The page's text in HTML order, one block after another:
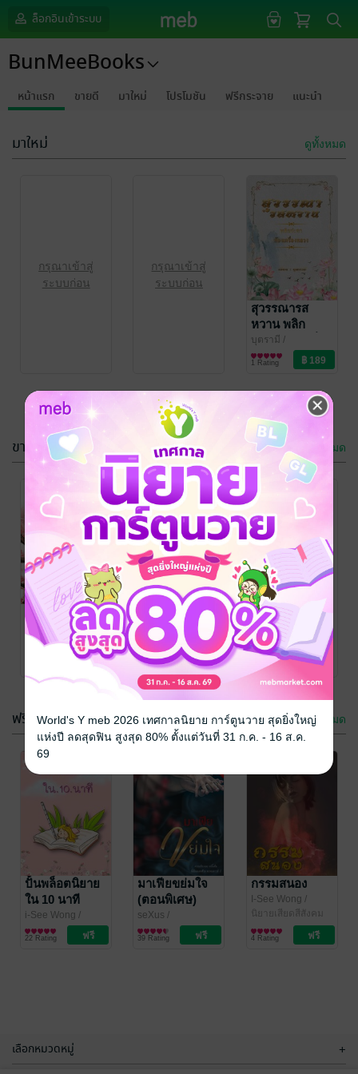
ล็อกอินเข้าระบบ
BunMeeBooks
หน้าแรก ขายดี มาใหม่ โปรโมชัน ฟรีกระจาย แนะนำ
มาใหม่ ดูทั้งหมด
กรุณาเข้าสู่
ระบบก่อน
กรุณาเข้าสู่
ระบบก่อน
สุวรรณารส
หวาน พลิก
ชะตาห้องเครื่อง
หลวง
บุตรามี /
BunMeeBooks
นิยายรัก
1 Rating
เรือนไผ่เร้นรัก
อี๊หลาน-依兰
BunMeeBooks
นิยายรักจีนโบราณ
3 Rating
เกิดใหม่มาเป็น
แม่เลี้ยงเดี่ยวที่
สวย และร่ำรวย
ที่สุดในยุค'70!
อี๊หลาน-依兰/
BunMeeBooks
นิยายรักจีนโบราณ
5 Rating
ขายดี ดูทั้งหมด
ลิขิตรัก องค์ชาย
ทมิฬ
อี๊หลาน-依兰/
BunMeeBooks
นิยายรักจีนโบราณ
กรุณาเข้าสู่
ระบบก่อน
กรุณาเข้าสู่
ระบบก่อน
กรุณาเข้าสู่
ระบบก่อน
กรุณาเข้าสู่
ระบบก่อน
ฟรีกระจาย ดูทั้งหมด
ปั้นพล็อตนิยาย
ใน 10 นาที
i-See Wong /
BunMeeBooks
ความรู้ทั่วไป
22 Rating
มาเฟียขย่มใจ
(ตอนพิเศษ)
seXus /
BunMeeBooks
นิยายโรมานซ์
39 Rating
กรรมสนอง
I-See Wong /
BunMeeBooks
นิยายเสียดสีสังคม
4 Rating
เลือกหมวดหมู่ +
World's Y meb 2026 เทศกาลนิยาย การ์ตูนวาย สุดยิ่งใหญ่
แห่งปี ลดสุดฟิน สูงสุด 80% ตั้งแต่วันที่ 31 ก.ค. - 16 ส.ค.
69